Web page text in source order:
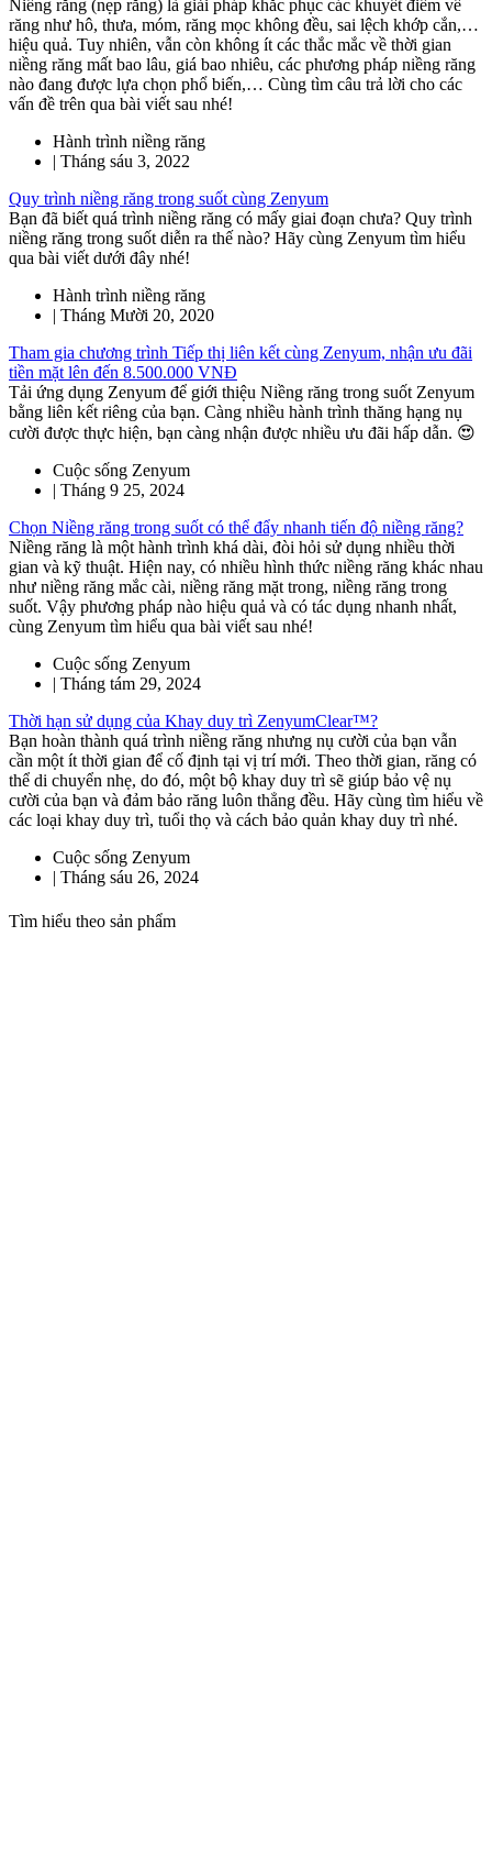
Niềng răng (nẹp răng) là giải pháp khắc phục các khuyết điểm về
răng như hô, thưa, móm, răng mọc không đều, sai lệch khớp cắn,…
hiệu quả. Tuy nhiên, vẫn còn không ít các thắc mắc về thời gian
niềng răng mất bao lâu, giá bao nhiêu, các phương pháp niềng răng
nào đang được lựa chọn phổ biến,… Cùng tìm câu trả lời cho các
vấn đề trên qua bài viết sau nhé!
Hành trình niềng răng
Tháng sáu 3, 2022
Quy trình niềng răng trong suốt cùng Zenyum
Bạn đã biết quá trình niềng răng có mấy giai đoạn chưa? Quy trình
niềng răng trong suốt diễn ra thế nào? Hãy cùng Zenyum tìm hiểu
qua bài viết dưới đây nhé!
Hành trình niềng răng
Tháng Mười 20, 2020
Tham gia chương trình Tiếp thị liên kết cùng Zenyum, nhận ưu đãi
tiền mặt lên đến 8.500.000 VNĐ
Tải ứng dụng Zenyum để giới thiệu Niềng răng trong suốt Zenyum
bằng liên kết riêng của bạn. Càng nhiều hành trình thăng hạng nụ
cười được thực hiện, bạn càng nhận được nhiều ưu đãi hấp dẫn. 😍
Cuộc sống Zenyum
Tháng 9 25, 2024
Chọn Niềng răng trong suốt có thể đẩy nhanh tiến độ niềng răng?
Niềng răng là một hành trình khá dài, đòi hỏi sử dụng nhiều thời
gian và kỹ thuật. Hiện nay, có nhiều hình thức niềng răng khác nhau
như niềng răng mắc cài, niềng răng mặt trong, niềng răng trong
suốt. Vậy phương pháp nào hiệu quả và có tác dụng nhanh nhất,
cùng Zenyum tìm hiểu qua bài viết sau nhé!
Cuộc sống Zenyum
Tháng tám 29, 2024
Thời hạn sử dụng của Khay duy trì ZenyumClear™?
Bạn hoàn thành quá trình niềng răng nhưng nụ cười của bạn vẫn
cần một ít thời gian để cố định tại vị trí mới. Theo thời gian, răng có
thể di chuyển nhẹ, do đó, một bộ khay duy trì sẽ giúp bảo vệ nụ
cười của bạn và đảm bảo răng luôn thẳng đều. Hãy cùng tìm hiểu về
các loại khay duy trì, tuổi thọ và cách bảo quản khay duy trì nhé.
Cuộc sống Zenyum
Tháng sáu 26, 2024
Tìm hiểu theo sản phẩm